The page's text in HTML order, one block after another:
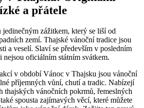
a přátele
zážitkem, který se liší od
zemí. Thajské vánoční tradice jsou
a veselí. Slaví se především v posledním
oficiálním státním svátkem.
v období Vánoc v Thajsku jsou vánoční
příjemných vůní, chutí a tradic. Nabízejí
thajských vánočních pokrmů, řemeslných
spousta zajímavých věcí, které můžete